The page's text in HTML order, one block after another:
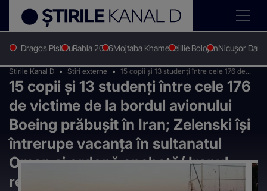
Dragos PislaruRabla 2026Mojtaba KhameneiIlie BolojanNicușor Dan
Stirile Kanal D Stiri externe
15 copii şi 13 studenţi între cele 176 de
victime de la bordul avionului Boeing
prăbuşit în Iran; Zelenski îşi întrerupe
vacanţa în sultanatul Oman şi ordonă
anchetă/ Iranul refuză să implice SUA în
anchetă
15 copii şi 13 studenţi între cele 176
de victime de la bordul avionului
Boeing prăbuşit în Iran; Zelenski îşi
întrerupe vacanţa în sultanatul
Oman şi ordonă anchetă/ Iranul
refuză să implice SUA în anchetă